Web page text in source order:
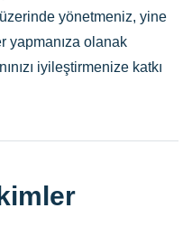
yönetmeniz, yine
yapmanıza olanak
iyileştirmenize katkı